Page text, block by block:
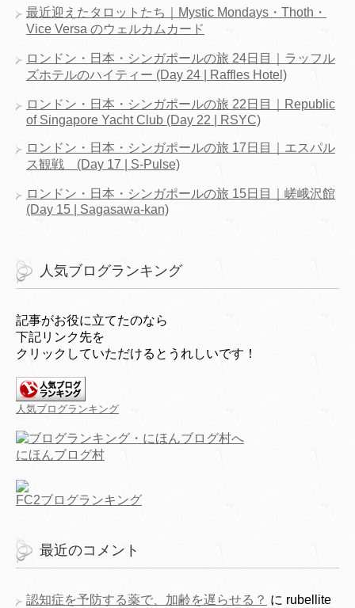
最近迎えたタロットたち｜Mystic Mondays・Thoth・
Vice Versa のウェルカムカード
ロンドン・日本・シンガポールの旅 24日目｜ラッフル
ズホテルのハイティー (Day 24 | Raffles Hotel)
ロンドン・日本・シンガポールの旅 22日目｜Republic
of Singapore Yacht Club (Day 22 | RSYC)
ロンドン・日本・シンガポールの旅 17日目｜エスパル
ス観戦 (Day 17 | S-Pulse)
ロンドン・日本・シンガポールの旅 15日目｜嵯峨沢館
(Day 15 | Sagasawa-kan)
人気ブログランキング
記事がお役に立てたのなら
下記リンク先を
クリックしていただけるとうれしいです！
人気ブログランキング
にほんブログ村
FC2ブログランキング
最近のコメント
認知症を予防する薬で、加齢を遅らせる？ に rubellite